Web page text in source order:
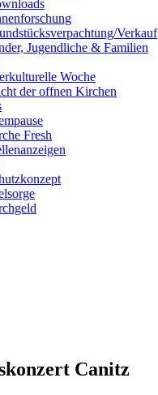
Verkauf
Jugendliche & Familien
Woche
der offnen Kirchen
Fresh
Canitz